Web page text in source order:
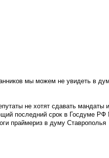
мы можем не увидеть в
не хотят сдавать мандаты
последний срок в Госдуме РФ
праймериз в думу Ставрополья